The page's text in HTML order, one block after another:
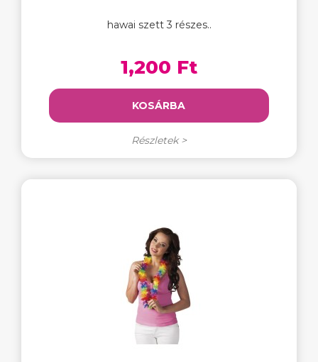
hawai szett 3 részes..
1,200 Ft
KOSÁRBA
Részletek >